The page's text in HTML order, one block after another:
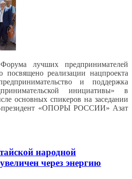
лучших предпринимателей
реализации нацпроекта
и поддержка
инициативы» в
основных спикеров на заседании
президент «ОПОРЫ РОССИИ» Азат
народной
через энергию